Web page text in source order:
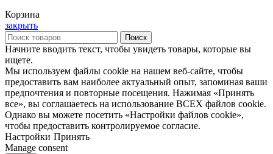
Корзина
закрыть
Поиск
Начните вводить текст, чтобы увидеть товары, которые вы
ищете.
Мы используем файлы cookie на нашем веб-сайте, чтобы
предоставить вам наиболее актуальный опыт, запоминая ваши
предпочтения и повторные посещения. Нажимая «Принять
все», вы соглашаетесь на использование ВСЕХ файлов cookie.
Однако вы можете посетить «Настройки файлов cookie»,
чтобы предоставить контролируемое согласие.
Настройки Принять
Manage consent